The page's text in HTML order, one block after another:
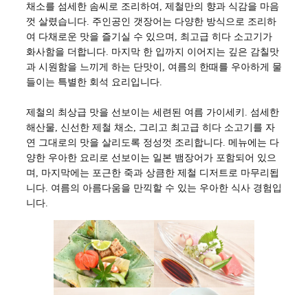
채소를 섬세한 솜씨로 조리하여, 제철만의 향과 식감을 마음
껏 살렸습니다. 주인공인 갯장어는 다양한 방식으로 조리하
여 다채로운 맛을 즐기실 수 있으며, 최고급 히다 소고기가
화사함을 더합니다. 마지막 한 입까지 이어지는 깊은 감칠맛
과 시원함을 느끼게 하는 단맛이, 여름의 한때를 우아하게 물
들이는 특별한 회석 요리입니다.
제철의 최상급 맛을 선보이는 세련된 여름 가이세키. 섬세한
해산물, 신선한 제철 채소, 그리고 최고급 히다 소고기를 자
연 그대로의 맛을 살리도록 정성껏 조리합니다. 메뉴에는 다
양한 우아한 요리로 선보이는 일본 뱀장어가 포함되어 있으
며, 마지막에는 포근한 죽과 상큼한 제철 디저트로 마무리됩
니다. 여름의 아름다움을 만끽할 수 있는 우아한 식사 경험입
니다.